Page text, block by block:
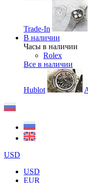
Trade-In
В наличии
Часы в наличии
Rolex
Все в наличии
Hublot
USD
USD
EUR